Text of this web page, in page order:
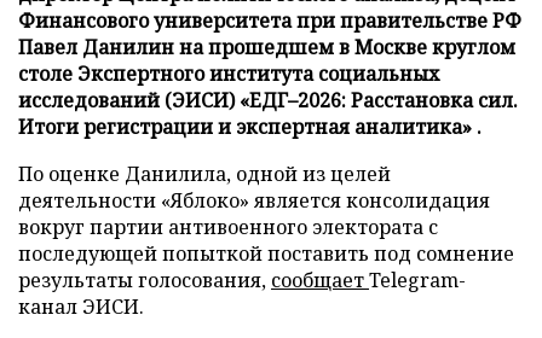
Финансового университета при правительстве РФ
Павел Данилин на прошедшем в Москве круглом
столе Экспертного института социальных
исследований (ЭИСИ) «ЕДГ–2026: Расстановка сил.
Итоги регистрации и экспертная аналитика» .
По оценке Данилила, одной из целей
деятельности «Яблоко» является консолидация
вокруг партии антивоенного электората с
последующей попыткой поставить под сомнение
результаты голосования, сообщаетTelegram-
канал ЭИСИ.